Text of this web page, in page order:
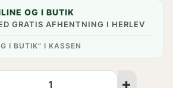
OG I BUTIK
GRATIS AFHENTNING I HERLEV
I BUTIK” I KASSEN